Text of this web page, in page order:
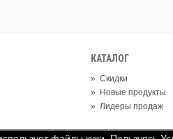
КАТАЛОГ
» Скидки
» Новые продукты
» Лидеры продаж